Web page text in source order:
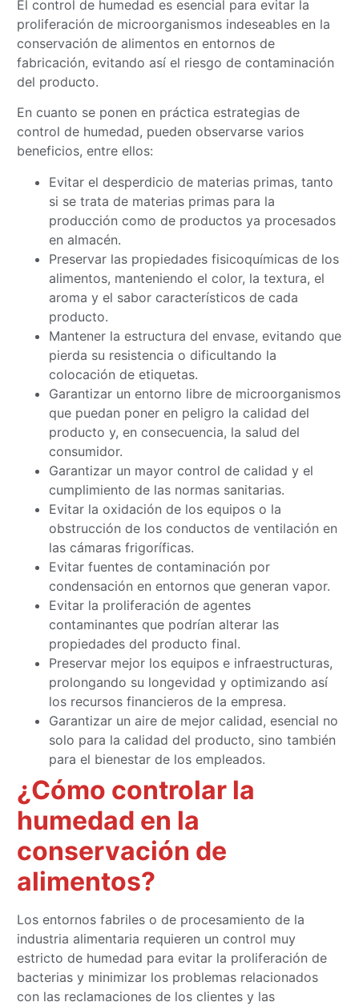
El control de humedad es esencial para evitar la
proliferación de microorganismos indeseables en la
conservación de alimentos en entornos de
fabricación, evitando así el riesgo de contaminación
del producto.
En cuanto se ponen en práctica estrategias de
control de humedad, pueden observarse varios
beneficios, entre ellos:
Evitar el desperdicio de materias primas, tanto
si se trata de materias primas para la
producción como de productos ya procesados
en almacén.
Preservar las propiedades fisicoquímicas de los
alimentos, manteniendo el color, la textura, el
aroma y el sabor característicos de cada
producto.
Mantener la estructura del envase, evitando que
pierda su resistencia o dificultando la
colocación de etiquetas.
Garantizar un entorno libre de microorganismos
que puedan poner en peligro la calidad del
producto y, en consecuencia, la salud del
consumidor.
Garantizar un mayor control de calidad y el
cumplimiento de las normas sanitarias.
Evitar la oxidación de los equipos o la
obstrucción de los conductos de ventilación en
las cámaras frigoríficas.
Evitar fuentes de contaminación por
condensación en entornos que generan vapor.
Evitar la proliferación de agentes
contaminantes que podrían alterar las
propiedades del producto final.
Preservar mejor los equipos e infraestructuras,
prolongando su longevidad y optimizando así
los recursos financieros de la empresa.
Garantizar un aire de mejor calidad, esencial no
solo para la calidad del producto, sino también
para el bienestar de los empleados.
¿Cómo controlar la
humedad en la
conservación de
alimentos?
Los entornos fabriles o de procesamiento de la
industria alimentaria requieren un control muy
estricto de humedad para evitar la proliferación de
bacterias y minimizar los problemas relacionados
con las reclamaciones de los clientes y las